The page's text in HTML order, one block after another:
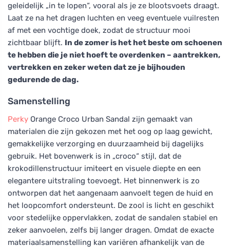
geleidelijk „in te lopen“, vooral als je ze blootsvoets draagt.
Laat ze na het dragen luchten en veeg eventuele vuilresten
af met een vochtige doek, zodat de structuur mooi
zichtbaar blijft. In de zomer is het het beste om schoenen
te hebben die je niet hoeft te overdenken – aantrekken,
vertrekken en zeker weten dat ze je bijhouden
gedurende de dag.
Samenstelling
Perky Orange Croco Urban Sandal zijn gemaakt van
materialen die zijn gekozen met het oog op laag gewicht,
gemakkelijke verzorging en duurzaamheid bij dagelijks
gebruik. Het bovenwerk is in „croco“ stijl, dat de
krokodillenstructuur imiteert en visuele diepte en een
elegantere uitstraling toevoegt. Het binnenwerk is zo
ontworpen dat het aangenaam aanvoelt tegen de huid en
het loopcomfort ondersteunt. De zool is licht en geschikt
voor stedelijke oppervlakken, zodat de sandalen stabiel en
zeker aanvoelen, zelfs bij langer dragen. Omdat de exacte
materiaalsamenstelling kan variëren afhankelijk van de